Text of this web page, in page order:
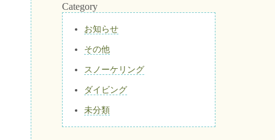
Category
お知らせ
その他
スノーケリング
ダイビング
未分類